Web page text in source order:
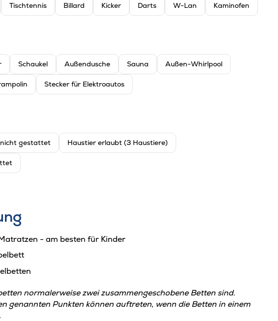
Tischtennis Billard Kicker Darts W-Lan Kaminofen
Schaukel Außendusche Sauna Außen-Whirlpool
Stecker für Elektroautos
nicht gestattet Haustier erlaubt (3 Haustiere)
- am besten für Kinder
normalerweise zwei zusammengeschobene Betten sind.
genannten Punkten können auftreten, wenn die Betten in einem